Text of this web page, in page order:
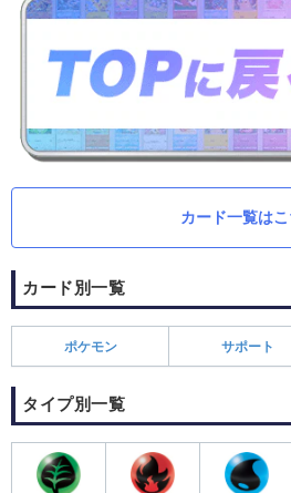
カード一覧は
カード別一覧
ポケモン サポート
タイプ別一覧